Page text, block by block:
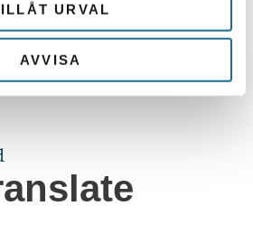
URVAL
AVVISA